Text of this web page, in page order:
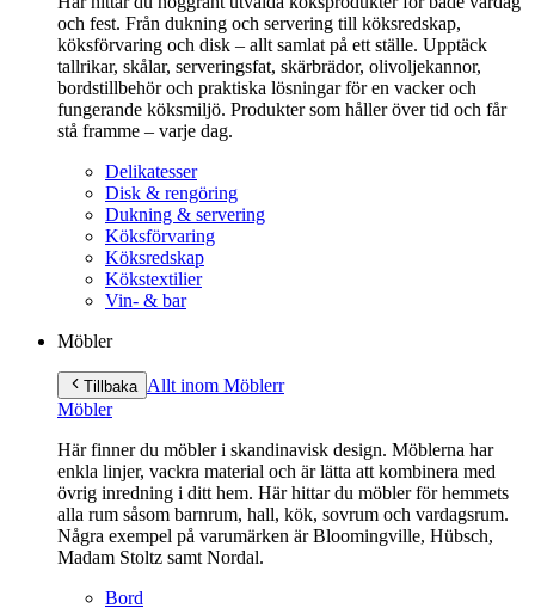
och fest. Från dukning och servering till köksredskap,
köksförvaring och disk – allt samlat på ett ställe. Upptäck
tallrikar, skålar, serveringsfat, skärbrädor, olivoljekannor,
bordstillbehör och praktiska lösningar för en vacker och
fungerande köksmiljö. Produkter som håller över tid och får
stå framme – varje dag.
Delikatesser
Disk & rengöring
Dukning & servering
Köksförvaring
Köksredskap
Kökstextilier
Vin- & bar
Möbler
Tillbaka Allt inom Möblerr
Möbler
Här finner du möbler i skandinavisk design. Möblerna har
enkla linjer, vackra material och är lätta att kombinera med
övrig inredning i ditt hem. Här hittar du möbler för hemmets
alla rum såsom barnrum, hall, kök, sovrum och vardagsrum.
Några exempel på varumärken är Bloomingville, Hübsch,
Madam Stoltz samt Nordal.
Bord